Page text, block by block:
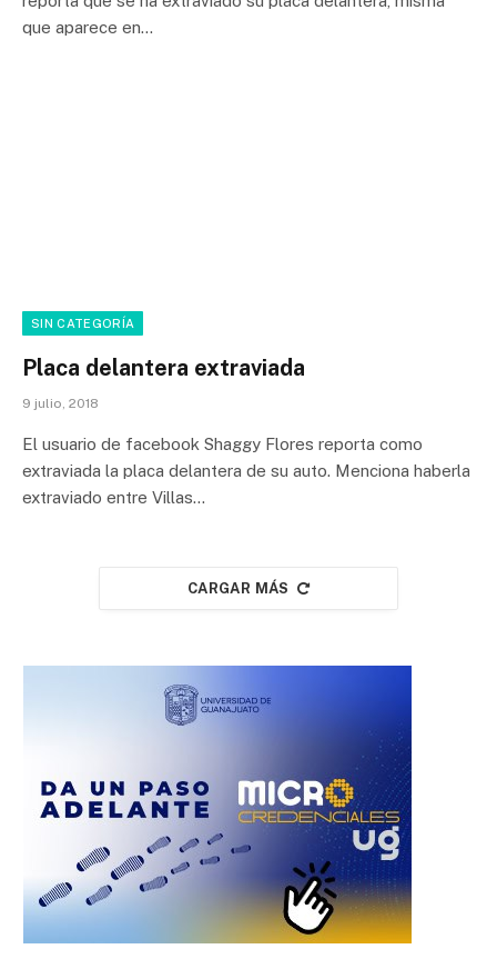
que aparece en…
SIN CATEGORÍA
Placa delantera extraviada
9 julio, 2018
El usuario de facebook Shaggy Flores reporta como
extraviada la placa delantera de su auto. Menciona haberla
extraviado entre Villas…
CARGAR MÁS